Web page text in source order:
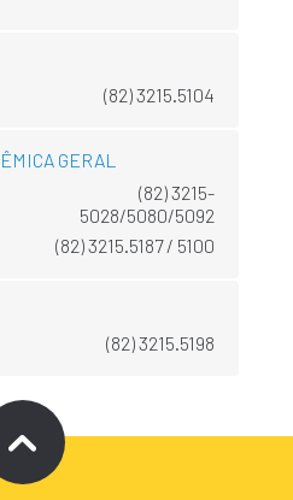
(82) 3215.5104
GERAL
(82) 3215-
5028/5080/5092
(82) 3215.5187 / 5100
(82) 3215.5198